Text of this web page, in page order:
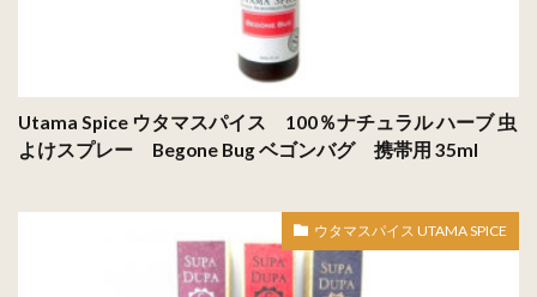
Utama Spice ウタマスパイス 100％ナチュラル ハーブ 虫
よけスプレー Begone Bug ベゴンバグ 携帯用 35ml
ウタマスパイス UTAMA SPICE